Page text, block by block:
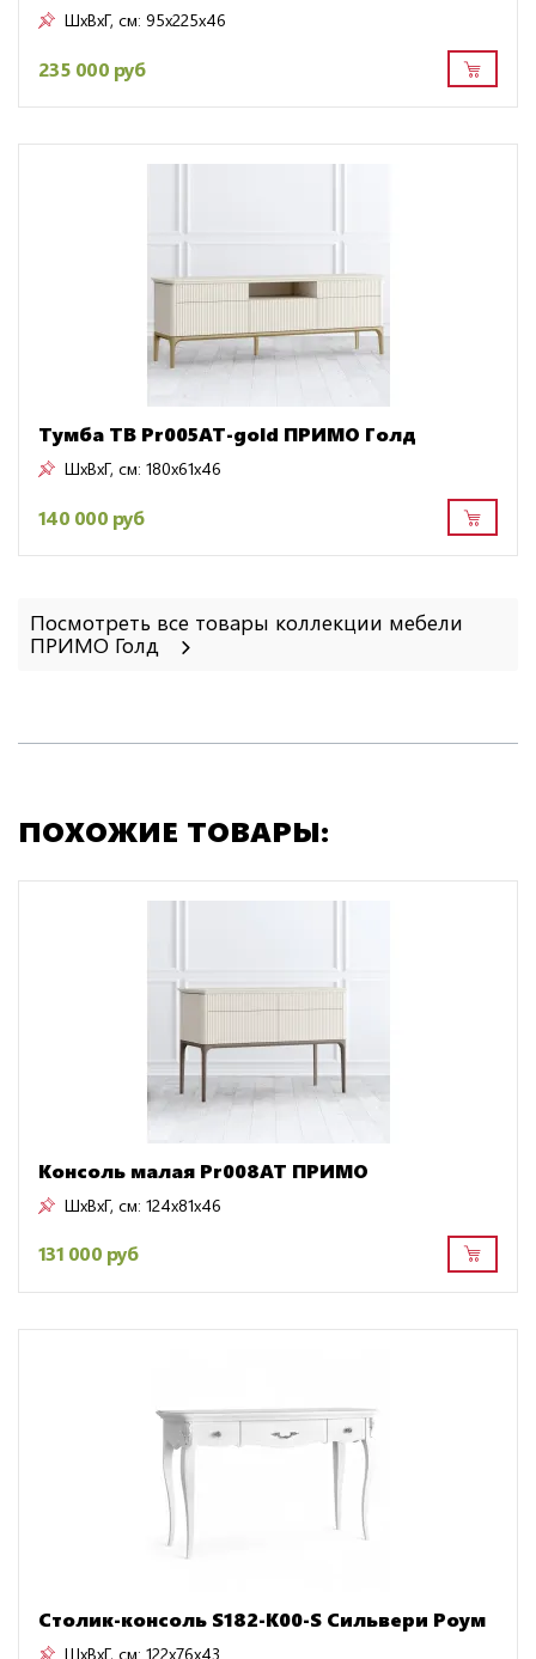
ШxВxГ, см: 95x225x46
235 000 руб
Тумба ТВ Pr005AT-gold ПРИМО Голд
ШxВxГ, см: 180x61x46
140 000 руб
Посмотреть все товары коллекции мебели
ПРИМО Голд
ПОХОЖИЕ ТОВАРЫ:
Консоль малая Pr008AT ПРИМО
ШxВxГ, см: 124x81x46
131 000 руб
Столик-консоль S182-K00-S Сильвери Роум
ШxВxГ, см: 122x76x43